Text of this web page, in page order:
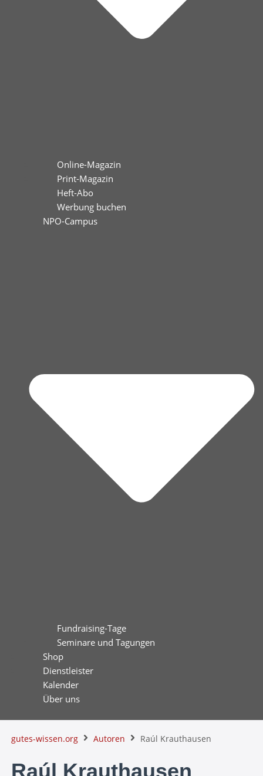
Online-Magazin
Print-Magazin
Heft-Abo
Werbung buchen
NPO-Campus
Fundraising-Tage
Seminare und Tagungen
Shop
Dienstleister
Kalender
Über uns
gutes-wissen.org Autoren Raúl Krauthausen
Raúl Krauthausen